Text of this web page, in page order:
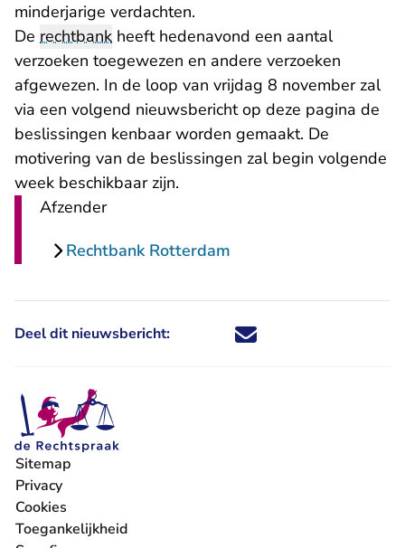
minderjarige verdachten.
De rechtbank heeft hedenavond een aantal
verzoeken toegewezen en andere verzoeken
afgewezen. In de loop van vrijdag 8 november zal
via een volgend nieuwsbericht op deze pagina de
beslissingen kenbaar worden gemaakt. De
motivering van de beslissingen zal begin volgende
week beschikbaar zijn.
Afzender
Rechtbank Rotterdam
Deel dit nieuwsbericht: Deel dit nieuwsbericht via X -
Deel dit nieuwsbericht via
Deel dit nieuwsbericht
Deel dit
Sitemap
Privacy
Cookies
Toegankelijkheid